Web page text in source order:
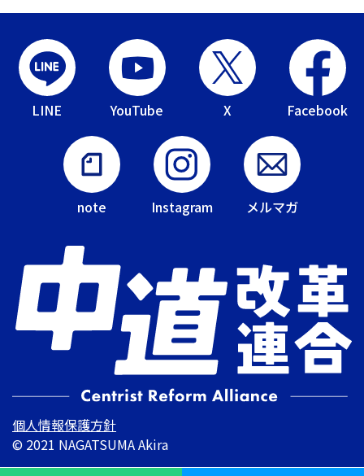
LINE YouTube X Facebook
note Instagram メルマガ
個人情報保護方針
© 2021 NAGATSUMA Akira